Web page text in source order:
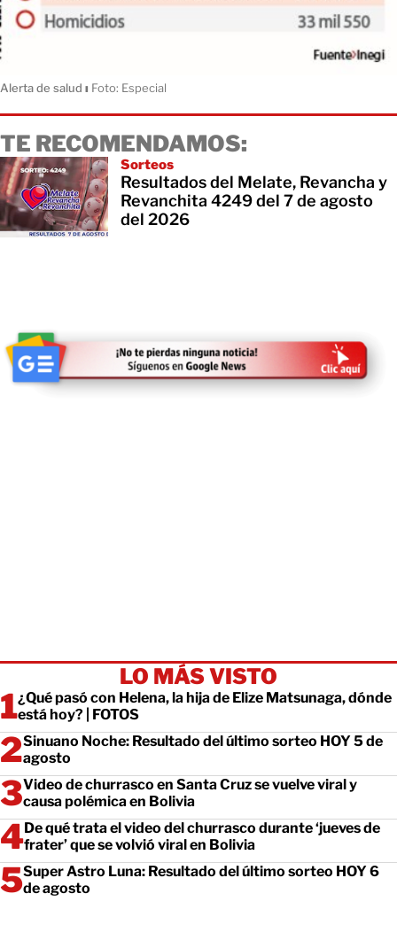
Alerta de salud ı Foto: Especial
TE RECOMENDAMOS:
Sorteos
Resultados del Melate, Revancha y
Revanchita 4249 del 7 de agosto
del 2026
LO MÁS VISTO
¿Qué pasó con Helena, la hija de Elize Matsunaga, dónde
está hoy? | FOTOS
Sinuano Noche: Resultado del último sorteo HOY 5 de
agosto
Video de churrasco en Santa Cruz se vuelve viral y
causa polémica en Bolivia
De qué trata el video del churrasco durante ‘jueves de
frater’ que se volvió viral en Bolivia
Super Astro Luna: Resultado del último sorteo HOY 6
de agosto